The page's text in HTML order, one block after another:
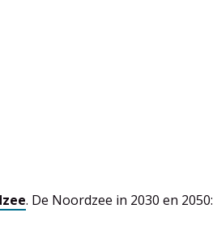
. De Noordzee in 2030 en 2050: